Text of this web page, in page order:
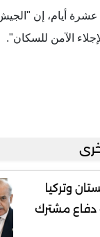
عشرة أيام، إن
الآمن للسكان".
وتركيا
دفاع مشترك